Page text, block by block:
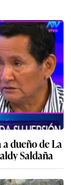
dueño de La
Saldaña